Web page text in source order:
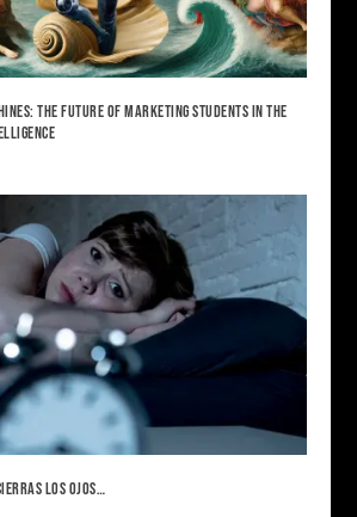
THE FUTURE OF MARKETING STUDENTS IN THE
LOS OJOS…